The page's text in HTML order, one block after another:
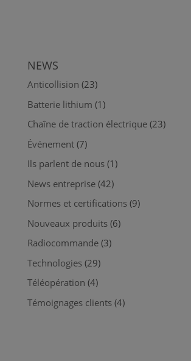
NEWS
Anticollision (23)
Batterie lithium (1)
Chaîne de traction électrique(23)
Événement(7)
Ils parlent de nous(1)
News entreprise(42)
Normes et certifications(9)
Nouveaux produits(6)
Radiocommande(3)
Technologies(29)
Téléopération (4)
Témoignages clients(4)